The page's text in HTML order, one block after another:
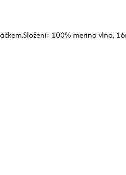
100% merino vlna,